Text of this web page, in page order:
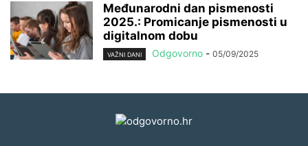
Međunarodni dan pismenosti
2025.: Promicanje pismenosti u
digitalnom dobu
VAŽNI DANI Odgovorno - 05/09/2025